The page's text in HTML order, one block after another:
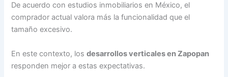
De acuerdo con estudios inmobiliarios en México, el
comprador actual valora más la funcionalidad que el
tamaño excesivo.
En este contexto, losdesarrollos verticales en Zapopan
responden mejor a estas expectativas.